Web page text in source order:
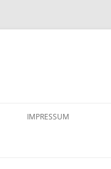
IMPRESSUM